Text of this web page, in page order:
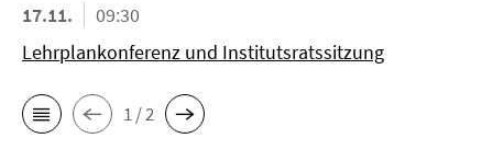
17.11.
09:30
Lehrplankonferenz und Institutsratssitzung
1 / 2